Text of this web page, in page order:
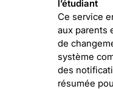
l’étudiant
Ce service
aux parents
de
système
des
résumée